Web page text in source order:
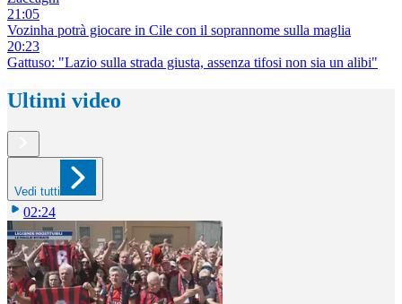
21:05
Vozinha potrà giocare in Cile con il soprannome sulla maglia
20:23
Gattuso: "Lazio sulla strada giusta, assenza tifosi non sia un alibi"
Ultimi video
Vedi tutti
02:24